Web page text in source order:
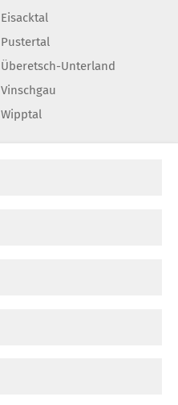
Eisacktal
Pustertal
Überetsch-Unterland
Vinschgau
Wipptal